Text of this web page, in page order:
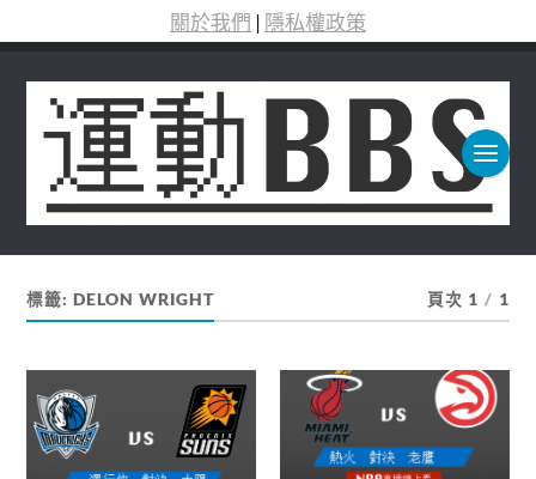
關於我們 | 隱私權政策
標籤:DELON WRIGHT 頁次 1 / 1